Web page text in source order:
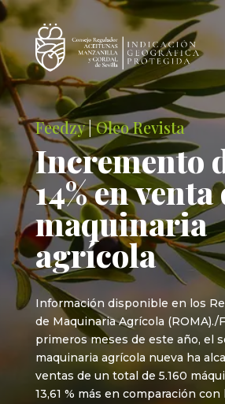
Feedzy|Oleo Revista
Incremento
14% en venta
maquinaria
agrícola
Información disponible en los
de Maquinaria Agrícola (ROMA)./
primeros meses de este año, el
maquinaria agrícola nueva ha
ventas de un total de 5.160
13,61 % más en comparación con